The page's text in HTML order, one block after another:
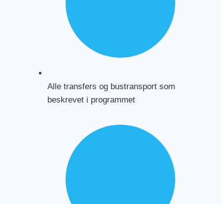
Alle transfers og bustransport som
beskrevet i programmet